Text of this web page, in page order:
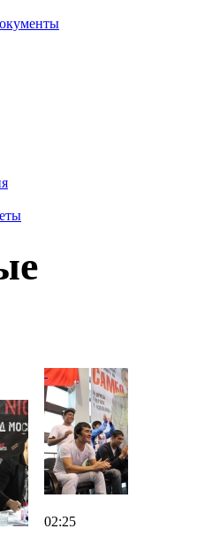
02:25